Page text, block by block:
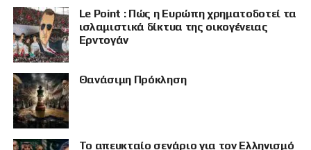
Le Point : Πώς η Ευρώπη χρηματοδοτεί τα
ισλαμιστικά δίκτυα της οικογένειας
Ερντογάν
Θανάσιμη Πρόκληση
Το απευκταίο σενάριο για τον Ελληνισμό